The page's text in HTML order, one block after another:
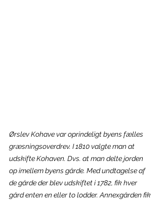
Ørslev Kohave var oprindeligt byens fælles
græsningsoverdrev. I 1810 valgte man at
udskifte Kohaven. Dvs. at man delte jorden
op imellem byens gårde. Med undtagelse af
de gårde der blev udskiftet i 1782, fik hver
gård enten en eller to lodder. Annexgården fik